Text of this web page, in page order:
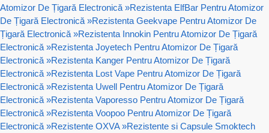
Atomizor De Țigară Electronică »Rezistenta ElfBar Pentru Atomizor
De Țigară Electronică »Rezistenta Geekvape Pentru Atomizor De
Țigară Electronică »Rezistenta Innokin Pentru Atomizor De Țigară
Electronică »Rezistenta Joyetech Pentru Atomizor De Țigară
Electronică »Rezistenta Kanger Pentru Atomizor De Țigară
Electronică »Rezistenta Lost Vape Pentru Atomizor De Țigară
Electronică »Rezistenta Uwell Pentru Atomizor De Țigară
Electronică »Rezistenta Vaporesso Pentru Atomizor De Țigară
Electronică »Rezistenta Voopoo Pentru Atomizor De Țigară
Electronică »Rezistente OXVA »Rezistente si Capsule Smoktech